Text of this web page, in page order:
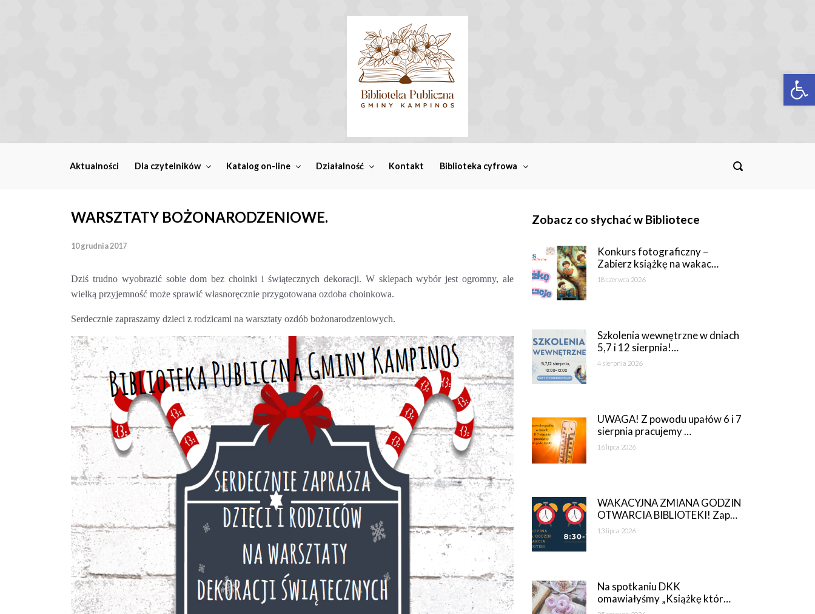
Aktualności Dla czytelników Katalog on-line Działalność Kontakt Biblioteka cyfrowa
WARSZTATY BOŻONARODZENIOWE.
10 grudnia 2017
Dziś trudno wyobrazić sobie dom bez choinki i świątecznych dekoracji. W sklepach wybór jest ogromny, ale
wielką przyjemność może sprawić własnoręcznie przygotowana ozdoba choinkowa.
Serdecznie zapraszamy dzieci z rodzicami na warsztaty ozdób bożonarodzeniowych.
Zobacz co słychać w Bibliotece
Konkurs fotograficzny –
Zabierz książkę na wakac…
18 czerwca 2026
Szkolenia wewnętrzne w dniach
5,7 i 12 sierpnia!…
4 sierpnia 2026
UWAGA! Z powodu upałów 6 i 7
sierpnia pracujemy …
16 lipca 2026
WAKACYJNA ZMIANA GODZIN
OTWARCIA BIBLIOTEKI! Zap…
13 lipca 2026
Na spotkaniu DKK
omawiałyśmy „Książkę któr…